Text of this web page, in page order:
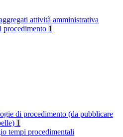
attività amministrativa
procedimento 1
di procedimento (da pubblicare
1
tempi procedimentali